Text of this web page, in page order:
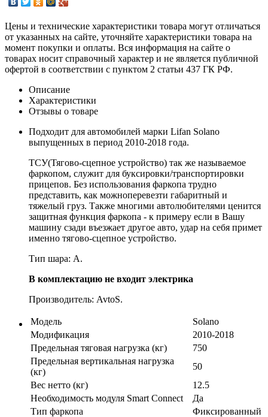
Цены и технические характеристики товара могут отличаться
от указанных на сайте, уточняйте характеристики товара на
момент покупки и оплаты. Вся информация на сайте о
товарах носит справочный характер и не является публичной
офертой в соответствии с пунктом 2 статьи 437 ГК РФ.
Описание
Характеристики
Отзывы о товаре
Подходит для автомобилей марки Lifan Solano
выпущенных в период 2010-2018 года.
ТСУ(Тягово-сцепное устройство) так же называемое
фаркопом, служит для буксировки/транспортировки
прицепов. Без использования фаркопа трудно
представить, как можноперевезти габаритный и
тяжелый груз. Также многими автолюбителями ценится
защитная функция фаркопа - к примеру если в Вашу
машину сзади въезжает другое авто, удар на себя примет
именно тягово-сцепное устройство.
Тип шара: A.
В комплектацию не входит электрика
Производитель: AvtoS.
Модель
Solano
Модификация
2010-2018
Предельная тяговая нагрузка (кг)
750
Предельная вертикальная нагрузка
(кг)
50
Вес нетто (кг)
12.5
Необходимость модуля Smart Connect
Да
Тип фаркопа
Фиксированный